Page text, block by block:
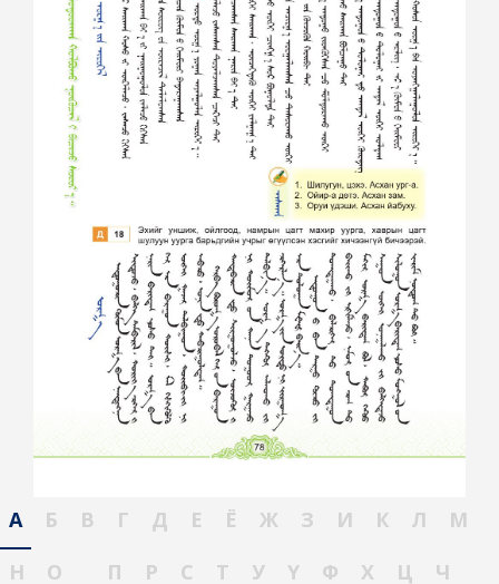
А Б В Г Д Е Ё Ж З И К Л
М
Н
О П Р С Т У Ү Ф Х Ц
Ч